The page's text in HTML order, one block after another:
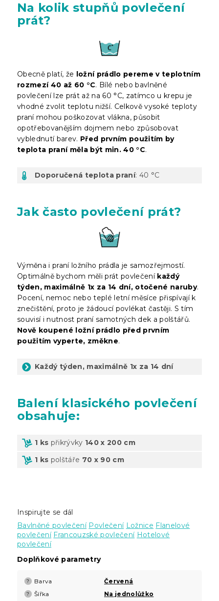
Na kolik stupňů povlečení
prát?
Obecně platí, že ložní prádlo pereme v teplotním
rozmezí 40 až 60 °C. Bílé nebo bavlněné
povlečení lze prát až na 60 °C, zatímco u krepu je
vhodné zvolit teplotu nižší. Celkově vysoké teploty
praní mohou poškozovat vlákna, působit
opotřebovanějším dojmem nebo způsobovat
vyblednutí barev. Před prvním použitím by
teplota praní měla být min. 40 °C.
Doporučená teplota praní: 40 °C
Jak často povlečení prát?
Výměna i praní ložního prádla je samozřejmostí.
Optimálně bychom měli prát povlečení každý
týden, maximálně 1x za 14 dní, otočené naruby.
Pocení, nemoc nebo teplé letní měsíce přispívají k
znečištění, proto je žádoucí povlékat častěji. S tím
souvisí i nutnost praní samotných dek a polštářů.
Nově koupené ložní prádlo před prvním
použitím vyperte, změkne.
Každý týden, maximálně 1x za 14 dní
Baleníklasického povlečení
obsahuje:
1 ks přikrývky 140 x 200 cm
1 ks polštáře 70 x 90 cm
Inspirujte se dál
Bavlněné povlečení Povlečení Ložnice Flanelové
povlečení Francouzské povlečení Hotelové
povlečení
Doplňkové parametry
? Barva Červená
? Šířka Na jednolůžko